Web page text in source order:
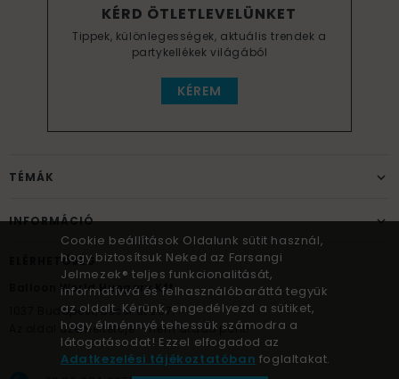
KÉRD ÖTLETLEVELÜNKET
Tippek, különlegességek, aktuális trendek a
partykellékek világából
KÉREM
TÉMÁK
INFORMÁCIÓ
ELÉRHETŐSÉG
Balloon World Hungary Kft.
Budapest, Bécsi út 267.
Az oldal üzemeltetője – nem átadó pont!
Cookie beállítások Oldalunk sütit használ,
hogy biztosítsuk Neked az Farsangi
Jelmezek® teljes funkcionalitását,
informatívvá és felhasználóbaráttá tegyük
az oldalt. Kérünk, engedélyezd a sütiket,
hogy élménnyé tehessük számodra a
látogatásodat! Ezzel elfogadod az
Adatkezelési tájékoztatóban foglaltakat.